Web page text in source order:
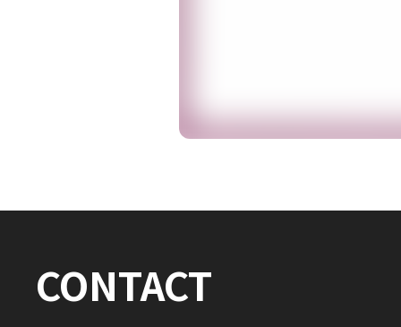
CONTACT